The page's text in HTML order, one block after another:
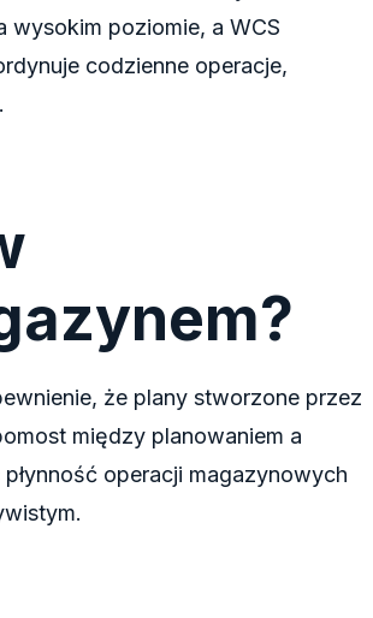
wysokim poziomie, a WCS
codzienne operacje,
że plany stworzone przez
między planowaniem a
operacji magazynowych